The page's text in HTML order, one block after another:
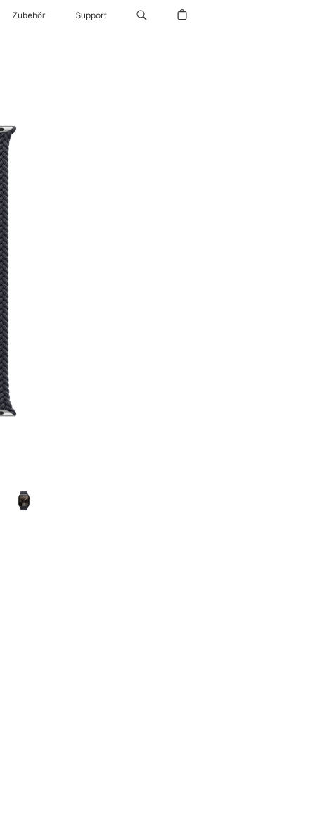
Zubehör Support